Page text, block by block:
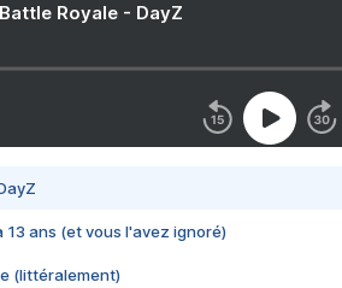
Royale - DayZ
13 ans (et vous l'avez ignoré)
(littéralement)